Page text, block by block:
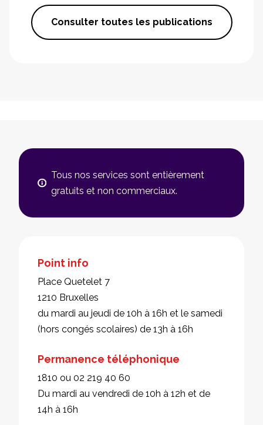
Consulter toutes les publications
Tous nos services sont entièrement
gratuits et non commerciaux.
Point info
Place Quetelet 7
1210 Bruxelles
du mardi au jeudi de 10h à 16h et le samedi
(hors congés scolaires) de 13h à 16h
Permanence téléphonique
1810 ou 02 219 40 60
Du mardi au vendredi de 10h à 12h et de
14h à 16h